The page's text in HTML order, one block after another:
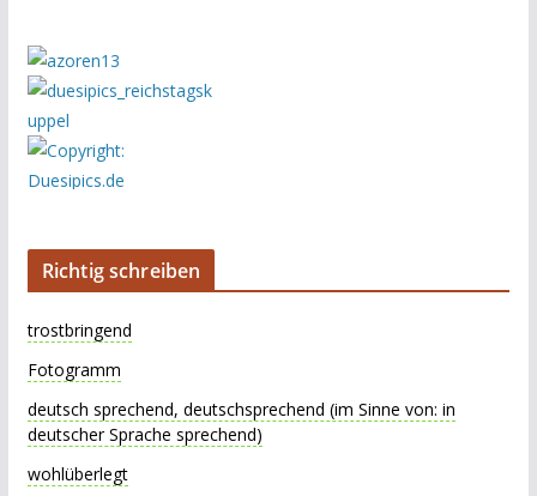
Richtig schreiben
trostbringend
Fotogramm
deutsch sprechend, deutschsprechend (im Sinne von: in
deutscher Sprache sprechend)
wohlüberlegt